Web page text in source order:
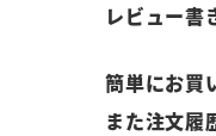
レビュー書
簡単にお買
また注文履